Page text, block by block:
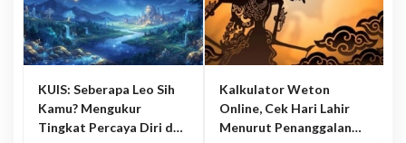
KUIS: Seberapa Leo Sih
Kamu? Mengukur
Tingkat Percaya Diri dan
Kalkulator Weton
Online, Cek Hari Lahir
Menurut Penanggalan